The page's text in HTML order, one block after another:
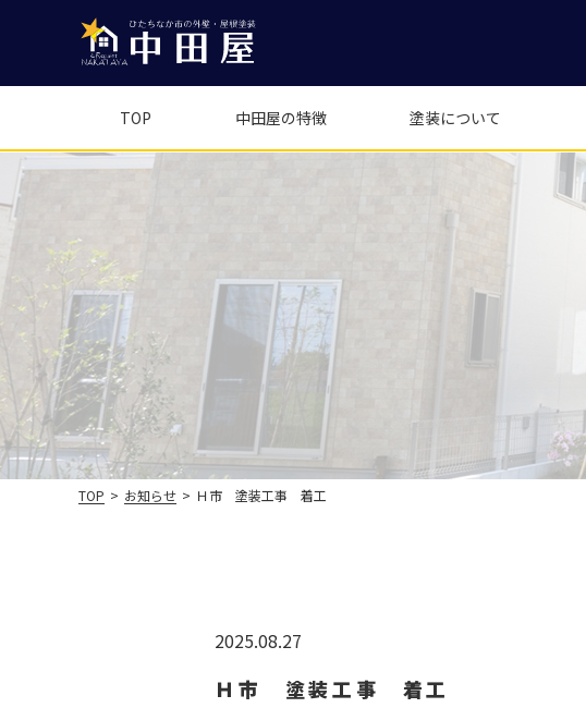
TOP 中田屋の特徴 塗装について
TOP > お知らせ > Ｈ市 塗装工事 着工
2025.08.27
Ｈ市 塗装工事 着工